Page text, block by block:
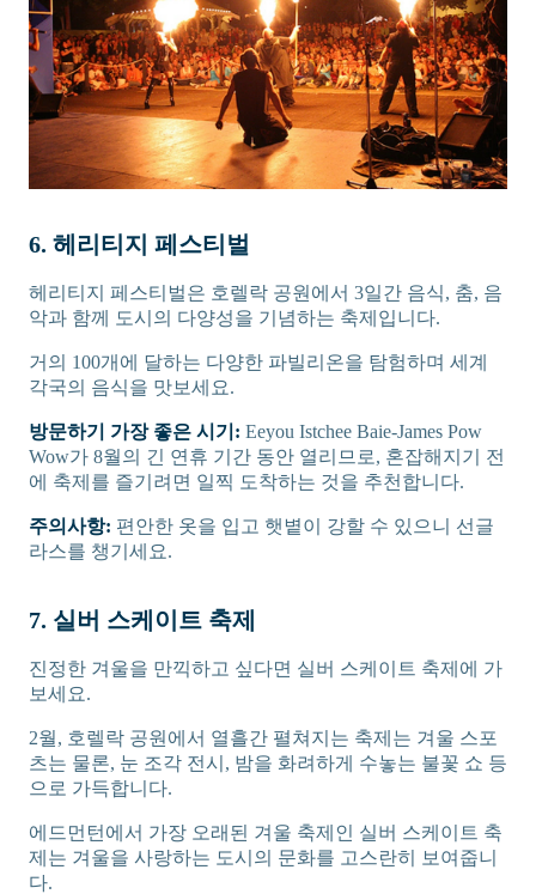
6. 헤리티지 페스티벌
헤리티지 페스티벌은 호렐락 공원에서 3일간 음식, 춤, 음
악과 함께 도시의 다양성을 기념하는 축제입니다.
거의 100개에 달하는 다양한 파빌리온을 탐험하며 세계
각국의 음식을 맛보세요.
방문하기 가장 좋은 시기: Eeyou Istchee Baie-James Pow
Wow가 8월의 긴 연휴 기간 동안 열리므로, 혼잡해지기 전
에 축제를 즐기려면 일찍 도착하는 것을 추천합니다.
주의사항: 편안한 옷을 입고 햇볕이 강할 수 있으니 선글
라스를 챙기세요.
7. 실버 스케이트 축제
진정한 겨울을 만끽하고 싶다면 실버 스케이트 축제에 가
보세요.
2월, 호렐락 공원에서 열흘간 펼쳐지는 축제는 겨울 스포
츠는 물론, 눈 조각 전시, 밤을 화려하게 수놓는 불꽃 쇼 등
으로 가득합니다.
에드먼턴에서 가장 오래된 겨울 축제인 실버 스케이트 축
제는 겨울을 사랑하는 도시의 문화를 고스란히 보여줍니
다.